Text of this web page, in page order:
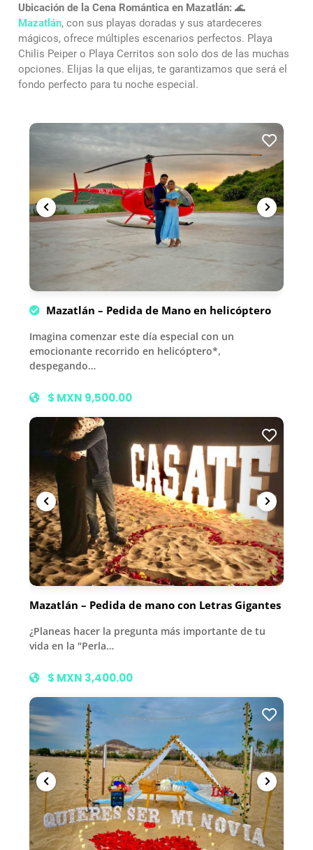
Ubicación de la Cena Romántica en Mazatlán: 🌊
Mazatlán, con sus playas doradas y sus atardeceres
mágicos, ofrece múltiples escenarios perfectos. Playa
Chilis Peiper o Playa Cerritos son solo dos de las muchas
opciones. Elijas la que elijas, te garantizamos que será el
fondo perfecto para tu noche especial.
Mazatlán – Pedida de Mano en helicóptero
Imagina comenzar este día especial con un
emocionante recorrido en helicóptero*,
despegando…
$ MXN 9,500.00
Mazatlán – Pedida de mano con Letras Gigantes
¿Planeas hacer la pregunta más importante de tu
vida en la "Perla…
$ MXN 3,400.00